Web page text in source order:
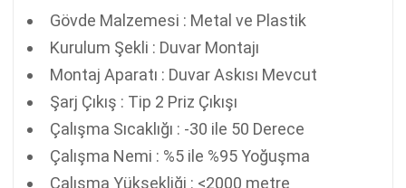
Gövde Malzemesi : Metal ve Plastik
Kurulum Şekli : Duvar Montajı
Montaj Aparatı : Duvar Askısı Mevcut
Şarj Çıkış : Tip 2 Priz Çıkışı
Çalışma Sıcaklığı : -30 ile 50 Derece
Çalışma Nemi : %5 ile %95 Yoğuşma
Çalışma Yüksekliği : <2000 metre